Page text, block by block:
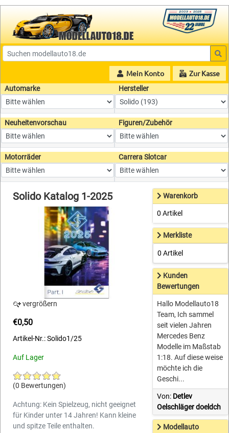
Mein Konto Zur Kasse
Automarke Hersteller
Neuheitenvorschau Figuren/Zubehör
Motorräder Carrera Slotcar
Solido Katalog 1-2025
vergrößern
€0,50
Artikel-Nr.: Solido1/25
Auf Lager
(0 Bewertungen)
Achtung: Kein Spielzeug, nicht geeignet
für Kinder unter 14 Jahren! Kann kleine
und spitze Teile enthalten.
Warenkorb
0 Artikel
Merkliste
0 Artikel
Kunden
Bewertungen
Hallo Modellauto18
Team, Ich sammel
seit vielen Jahren
Mercedes Benz
Modelle im Maßstab
1:18. Auf diese weise
möchte ich die
Geschi...
Von: Detlev
Oelschläger doeldch
Modellauto